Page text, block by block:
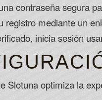
contraseña segura
registro mediante un
inicia sesión
Slotuna optimiza la